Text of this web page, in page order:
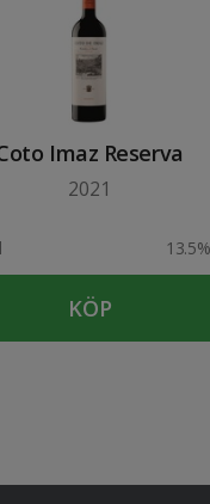
Imaz Reserva
2021
13.5%
KÖP